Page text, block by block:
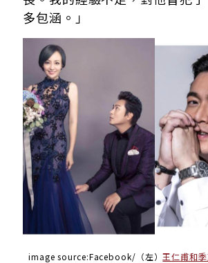
多包涵。」
image source:Facebook/（左）王仁甫和